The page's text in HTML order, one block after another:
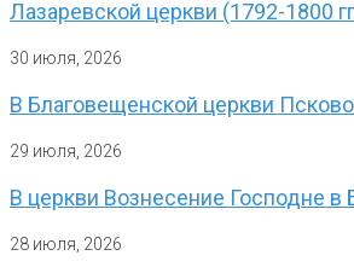
Лазаревской церкви (1792-1800
30 июля, 2026
В Благовещенской церкви
29 июля, 2026
В церкви Вознесение Господне в
28 июля, 2026